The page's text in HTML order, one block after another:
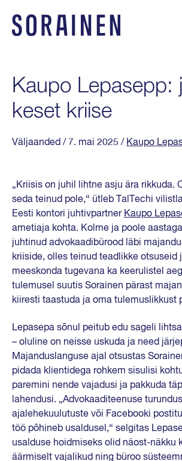
sisu
juurde
Kaupo Lepasepp:
keset kriise
Väljaanded / 7. mai 2025 / Kaupo
„Kriisis on juhil lihtne asju ära rikkuda.
seda teinud pole,“ ütleb TalTechi
Eesti kontori juhtivpartner Kaupo
ametiaja kohta. Kolme ja poole
juhtinud advokaadibürood läbi
kriiside, olles teinud teadlikke otsuseid
meeskonda tugevana ka keerulistel
tulemusel suutis Sorainen pärast
kiiresti taastuda ja oma tulemuslikkust
Lepasepa sõnul peitub edu sageli
– oluline on neisse uskuda ja need
Majanduslanguse ajal otsustas
pidada klientidega rohkem sisulisi
paremini nende vajadusi ja pakkuda
lahendusi. „Advokaaditeenuse
ajalehekuulutuste või Facebooki
töö põhineb usaldusel,“ selgitas
usalduse hoidmiseks olid näost-näkku
äärmiselt vajalikud ning büroo